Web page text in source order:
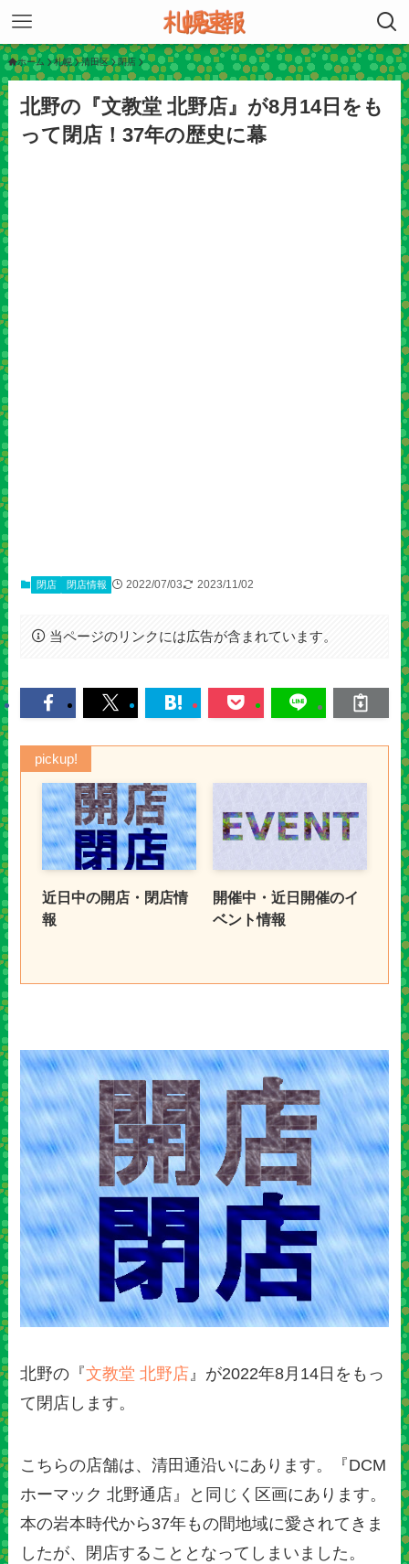
ホーム 札幌 清田区 閉店
北野の『文教堂 北野店』が8月14日をも
って閉店！37年の歴史に幕
閉店 閉店情報 2022/07/03 2023/11/02
当ページのリンクには広告が含まれています。
pickup!
近日中の開店・閉店情
報
開催中・近日開催のイ
ベント情報
北野の『文教堂 北野店』が2022年8月14日をもっ
て閉店します。
こちらの店舗は、清田通沿いにあります。『DCM
ホーマック 北野通店』と同じく区画にあります。
本の岩本時代から37年もの間地域に愛されてきま
したが、閉店することとなってしまいました。